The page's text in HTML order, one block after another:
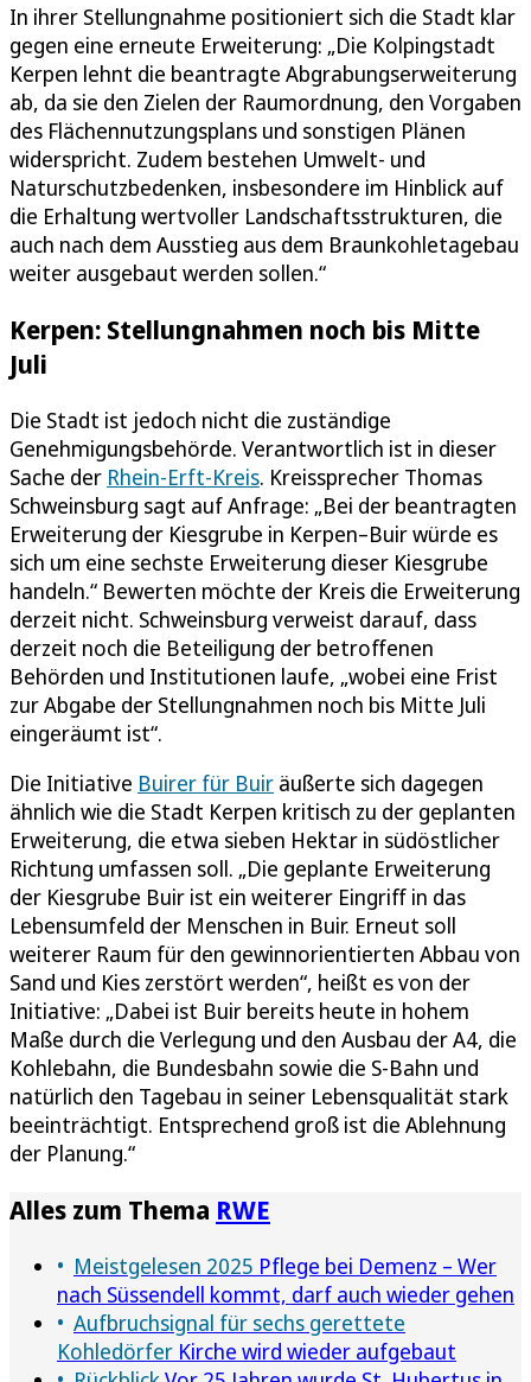
In ihrer Stellungnahme positioniert sich die Stadt klar
gegen eine erneute Erweiterung: „Die Kolpingstadt
Kerpen lehnt die beantragte Abgrabungserweiterung
ab, da sie den Zielen der Raumordnung, den Vorgaben
des Flächennutzungsplans und sonstigen Plänen
widerspricht. Zudem bestehen Umwelt- und
Naturschutzbedenken, insbesondere im Hinblick auf
die Erhaltung wertvoller Landschaftsstrukturen, die
auch nach dem Ausstieg aus dem Braunkohletagebau
weiter ausgebaut werden sollen.“
Kerpen: Stellungnahmen noch bis Mitte
Juli
Die Stadt ist jedoch nicht die zuständige
Genehmigungsbehörde. Verantwortlich ist in dieser
Sache der Rhein-Erft-Kreis. Kreissprecher Thomas
Schweinsburg sagt auf Anfrage: „Bei der beantragten
Erweiterung der Kiesgrube in Kerpen–Buir würde es
sich um eine sechste Erweiterung dieser Kiesgrube
handeln.“ Bewerten möchte der Kreis die Erweiterung
derzeit nicht. Schweinsburg verweist darauf, dass
derzeit noch die Beteiligung der betroffenen
Behörden und Institutionen laufe, „wobei eine Frist
zur Abgabe der Stellungnahmen noch bis Mitte Juli
eingeräumt ist“.
Die Initiative Buirer für Buir äußerte sich dagegen
ähnlich wie die Stadt Kerpen kritisch zu der geplanten
Erweiterung, die etwa sieben Hektar in südöstlicher
Richtung umfassen soll. „Die geplante Erweiterung
der Kiesgrube Buir ist ein weiterer Eingriff in das
Lebensumfeld der Menschen in Buir. Erneut soll
weiterer Raum für den gewinnorientierten Abbau von
Sand und Kies zerstört werden“, heißt es von der
Initiative: „Dabei ist Buir bereits heute in hohem
Maße durch die Verlegung und den Ausbau der A4, die
Kohlebahn, die Bundesbahn sowie die S-Bahn und
natürlich den Tagebau in seiner Lebensqualität stark
beeinträchtigt. Entsprechend groß ist die Ablehnung
der Planung.“
Alles zum Thema RWE
Meistgelesen 2025 Pflege bei Demenz – Wer
nach Süssendell kommt, darf auch wieder gehen
Aufbruchsignal für sechs gerettete
Kohledörfer Kirche wird wieder aufgebaut